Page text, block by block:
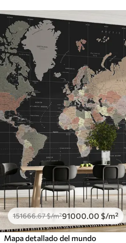
151666.67$/m²91000 .00 $/m²
Mapa detallado del mundo